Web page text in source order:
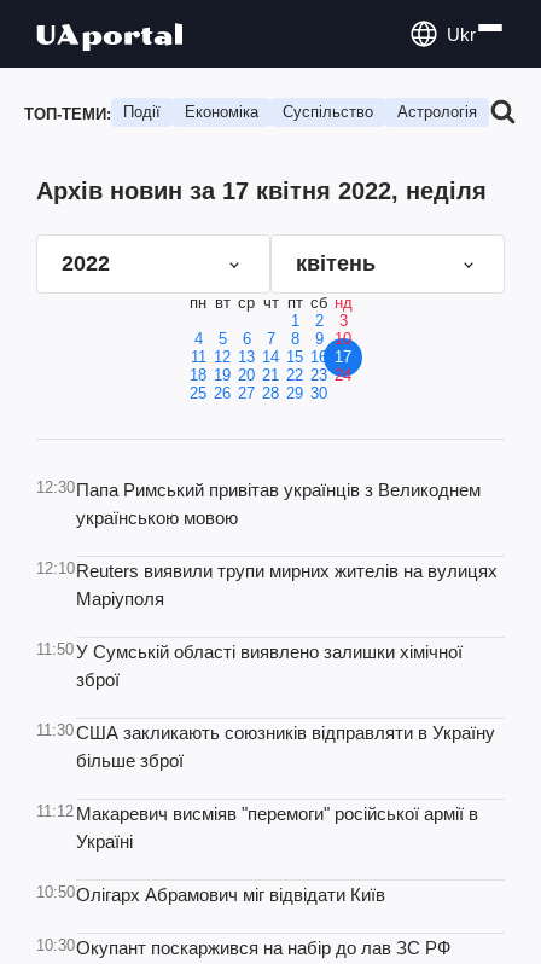
Ukr
ТОП-ТЕМИ: Події Економіка Суспільство Астрологія
Архів новин за 17 квітня 2022, неділя
2022 квітень
пн вт ср чт пт сб нд
1
2
3
4
5 6 7 8 9
10
11 12 13 14 15 16 17
18 19 20 21 22 23 24
25 26 27 28 29 30
12:30Папа Римський привітав українців з Великоднем
українською мовою
12:10Reuters виявили трупи мирних жителів на вулицях
Маріуполя
11:50У Сумській області виявлено залишки хімічної
зброї
11:30США закликають союзників відправляти в Україну
більше зброї
11:12 Макаревич висміяв "перемоги" російської армії в
Україні
10:50Олігарх Абрамович міг відвідати Київ
10:30Окупант поскаржився на набір до лав ЗС РФ